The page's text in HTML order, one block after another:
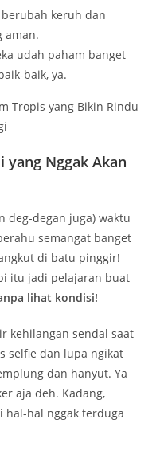
keruh dan
aman.
udah paham banget
baik, ya.
yang Nggak Akan
deg-degan juga) waktu
semangat banget
di batu pinggir!
itu jadi pelajaran buat
lihat kondisi!
kehilangan sendal saat
selfie dan lupa ngikat
dan hanyut. Ya
aja deh. Kadang,
hal-hal nggak terduga